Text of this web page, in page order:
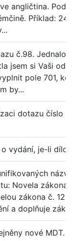
angličtina.
Příklad:
č.98. Jednalo
jsem si Vaši
pole 701,
by...
dotazu číslo
vydání, je-li dílo
Novela zákona
zákona č.
a doplňuje
nové MDT.